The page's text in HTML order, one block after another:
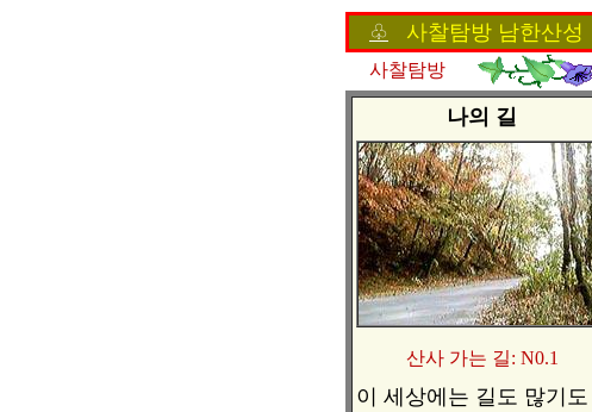
♧ 사찰탐방 남한산성
사찰탐방
나의 길
산사 가는 길: N0.1
이 세상에는 길도 많기